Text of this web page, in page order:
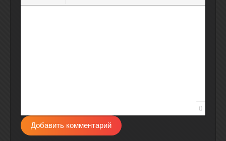
Вставить защищенную ссылку
Вставить смайлик
Вставка скрытого текста
Вставка цитаты
Вставка спойлера
0
Добавить комментарий